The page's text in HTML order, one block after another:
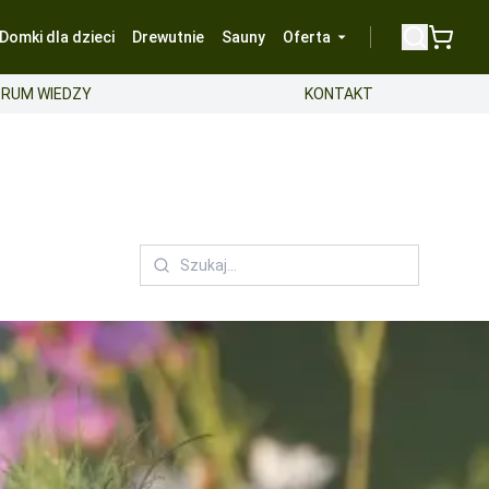
Domki dla dzieci Drewutnie Sauny Oferta
WIEDZY KONTAKT